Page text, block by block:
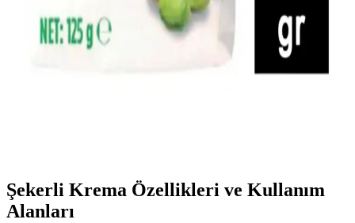
Şekerleme ve tatlı ürünleri, tüketicilerin ilgisini çeken geniş bir
yelpazeye sahiptir. Kalite, hijyen ve doğal içerik ön planda olup,
rekabet ve yenilikçilik sektörde öne çıkmayı sağlar.
Kahve Dünyası Fıstıklı Gofret: Tat ve Lezzetin
Şekerli Krema Özellikleri ve Kullanım
Alanları